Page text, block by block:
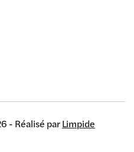
- Réalisé parLimpide